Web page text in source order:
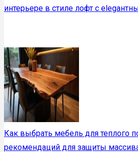
интерьере в стиле лофт с
Как выбрать мебель для теплого
рекомендаций для защиты